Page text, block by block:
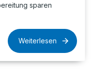
sparen
Weiterlesen